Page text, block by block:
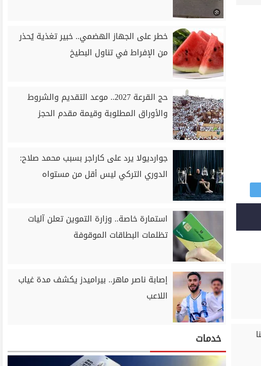
خطر على الجهاز الهضمي.. خبير تغذية يُحذر
من الإفراط في تناول البطيخ
حج القرعة 2027.. موعد التقديم والشروط
والأوراق المطلوبة وقيمة مقدم الحجز
جوارديولا يرد على كاراجر بسبب محمد صلاح:
الدوري التركي ليس أقل من مستواه
استمارة خاصة.. وزارة التموين تعلن آليات
تظلمات البطاقات الموقوفة
إصابة ناصر ماهر.. بيراميدز يكشف مدة غياب
اللاعب
خدمات